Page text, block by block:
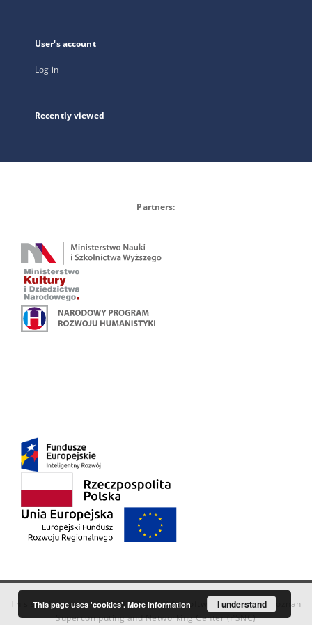
User's account
Log in
Recently viewed
Partners:
This service runs onDInGO dLibra 6.3.18software created by
Poznan
Supercomputing and Networking Center (PSNC)
This page uses 'cookies'. More information I understand